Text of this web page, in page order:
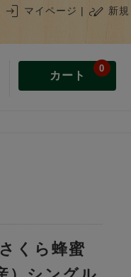
login マイページ | stylus_note 新規
カート
0
くら蜂蜜